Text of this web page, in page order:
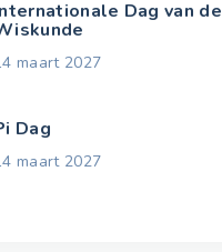
Dag van de
maart 2027
Dag
maart 2027